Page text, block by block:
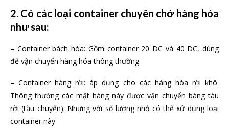
2. Có các loại container chuyên chở hàng hóa
như sau:
– Container bách hóa: Gồm container 20 DC và 40 DC, dùng
để vận chuyển hàng hóa thông thường
– Container hàng rời: áp dụng cho các hàng hóa rời khô.
Thông thường các mặt hàng này được vận chuyển bàng tàu
rời (tàu chuyến). Nhưng với số lượng nhỏ có thể xử dụng loại
container này